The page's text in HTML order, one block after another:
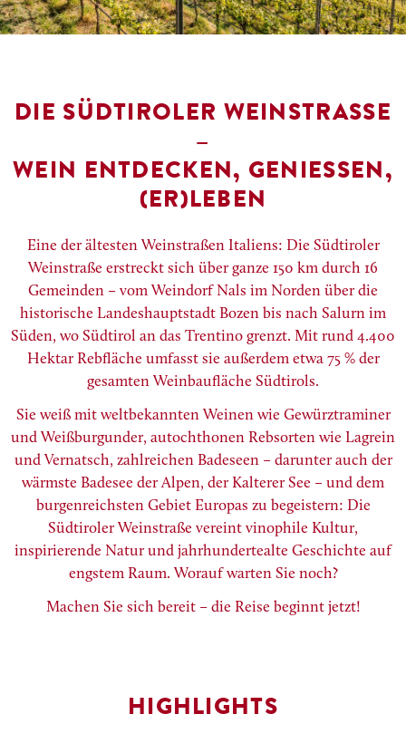
DIE SÜDTIROLER WEINSTRASSE –
WEIN ENTDECKEN, GENIESSEN, (
ER)LEBEN
Eine der ältesten Weinstraßen Italiens: Die Südtiroler
Weinstraße erstreckt sich über ganze 150 km durch 16
Gemeinden – vom Weindorf Nals im Norden über die
historische Landeshauptstadt Bozen bis nach Salurn im
Süden, wo Südtirol an das Trentino grenzt. Mit rund 4.400
Hektar Rebfläche umfasst sie außerdem etwa 75 % der
gesamten Weinbaufläche Südtirols.
Sie weiß mit weltbekannten Weinen wie Gewürztraminer
und Weißburgunder, autochthonen Rebsorten wie Lagrein
und Vernatsch, zahlreichen Badeseen – darunter auch der
wärmste Badesee der Alpen, der Kalterer See – und dem
burgenreichsten Gebiet Europas zu begeistern: Die
Südtiroler Weinstraße vereint vinophile Kultur,
inspirierende Natur und jahrhundertealte Geschichte auf
engstem Raum. Worauf warten Sie noch?
Machen Sie sich bereit – die Reise beginnt jetzt!
HIGHLIGHTS